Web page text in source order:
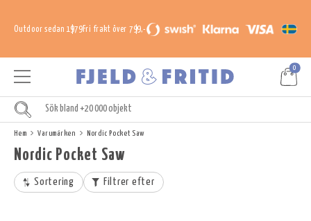
Outdoor sedan 1979Fri frakt över 799,-
0
Hem Varumärken Nordic Pocket Saw
Nordic Pocket Saw
Sortering Filtrer efter